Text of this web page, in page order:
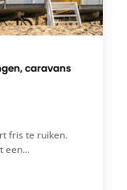
caravans
fris te ruiken.
een...